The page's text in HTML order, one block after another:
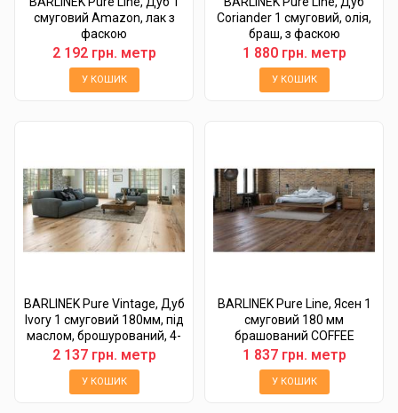
смуговий Amazon, лак з
фаскою
2 192 грн. метр
У КОШИК
Coriander 1 смуговий, олія,
браш, з фаскою
1 880 грн. метр
У КОШИК
BARLINEK Pure Vintage, Дуб
Ivory 1 смуговий 180мм, під
маслом, брошурований, 4-
х...
2 137 грн. метр
У КОШИК
BARLINEK Pure Line, Ясен 1
смуговий 180 мм
брашований COFFEE
1 837 грн. метр
У КОШИК